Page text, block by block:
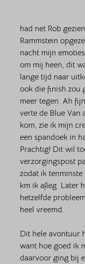
had net Rob
Rammstein
nacht mijn
om mij heen, dit
lange tijd naar
ook die finish zou
meer tegen. Ah
verte de Blue Van
kom, zie ik mijn
een spandoek in
Prachtig! Dit wil
verzorgingspost
zodat ik tenminste
km ik afleg. Later
hetzelfde
heel vreemd.
Dit hele avontuur
want hoe goed ik
daarvoor ging bij